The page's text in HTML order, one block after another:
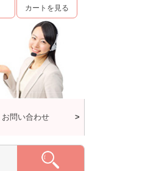
カートを見る
お問い合わせ